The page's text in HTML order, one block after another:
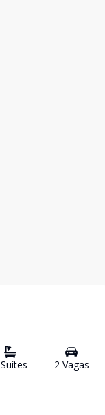
Suítes 2Vagas